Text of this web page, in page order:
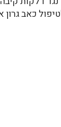
כאב גרון